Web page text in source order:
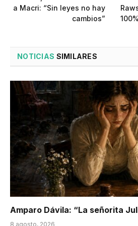
a Macri: “Sin leyes no hay
cambios”
NOTICIAS SIMILARES
Amparo Dávila: “La señorita
8 agosto, 2026